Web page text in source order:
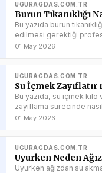
UGURAGDAS.COM.TR
Burun Tıkanıklığı
Bu yazıda burun
edilmesi gerektiği
01 May 2026
UGURAGDAS.COM.TR
Su İçmek Zayıflatır
Bu yazıda, su içmek
zayıflama sürecinde
01 May 2026
UGURAGDAS.COM.TR
Uyurken Neden
Uyurken ağızdan su